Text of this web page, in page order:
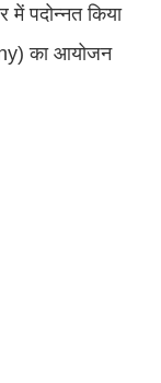
पदोन्नत किया
का आयोजन